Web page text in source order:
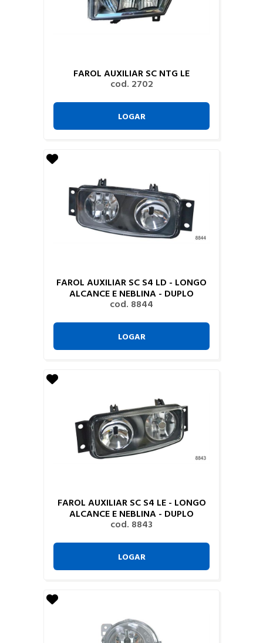
FAROL AUXILIAR SC NTG LE
cod. 2702
LOGAR
FAROL AUXILIAR SC S4 LD - LONGO
ALCANCE E NEBLINA - DUPLO
cod. 8844
LOGAR
FAROL AUXILIAR SC S4 LE - LONGO
ALCANCE E NEBLINA - DUPLO
cod. 8843
LOGAR